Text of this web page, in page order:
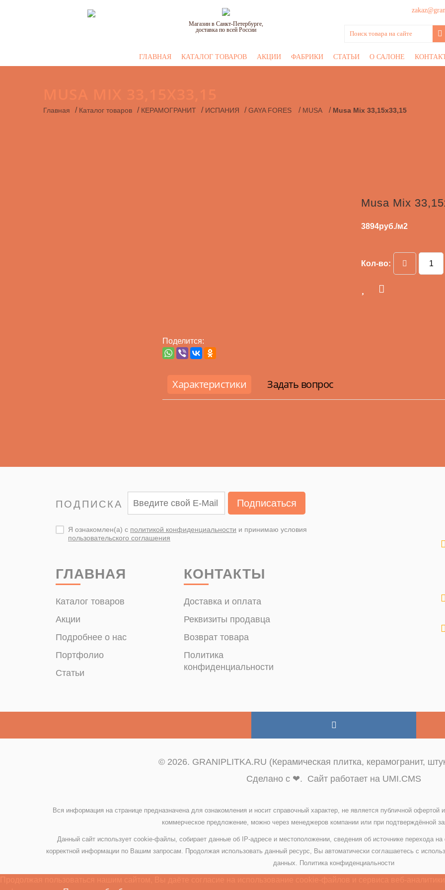
Магазин в Санкт-Петербурге,
доставка по всей России
ГЛАВНАЯ КАТАЛОГ ТОВАРОВ АКЦИИ ФАБРИКИ СТАТЬИ О САЛОНЕ
Главная / Каталог товаров / КЕРАМОГРАНИТ / ИСПАНИЯ / GAYA FORES / MUSA / Musa Mix 33,15x33,15
Musa Mix
3894руб./м2
Кол-во:
Поделится:
Характеристики Задать вопрос
ПОДПИСКА Подписаться
Я ознакомлен(а) с политикой конфиденциальности и принимаю условия
пользовательского соглашения
ГЛАВНАЯ
Каталог товаров
Акции
Подробнее о нас
Портфолио
Статьи
КОНТАКТЫ
Доставка и оплата
Реквизиты продавца
Возврат товара
Политика
конфиденциальности
© 2026. GRANIPLITKA.RU (Керамическая плитка, керамогранит,
Сделано с ❤. Сайт работает на UMI.CMS
Вся информация на странице предназначена для ознакомления и носит справочный характер, не является публичной
коммерческое предложение, можно через менеджеров компании или при подтверждённой
Данный сайт использует cookie-файлы, собирает данные об IP-адресе и местоположении, сведения об источнике перехода
корректной информации по Вашим запросам. Продолжая использовать данный ресурс, Вы автоматически соглашаетесь с
данных. Политика конфиденциальности
Продолжая пользоваться нашим сайтом, Вы даёте согласие на использование cookie-файлов и сервиса веб-